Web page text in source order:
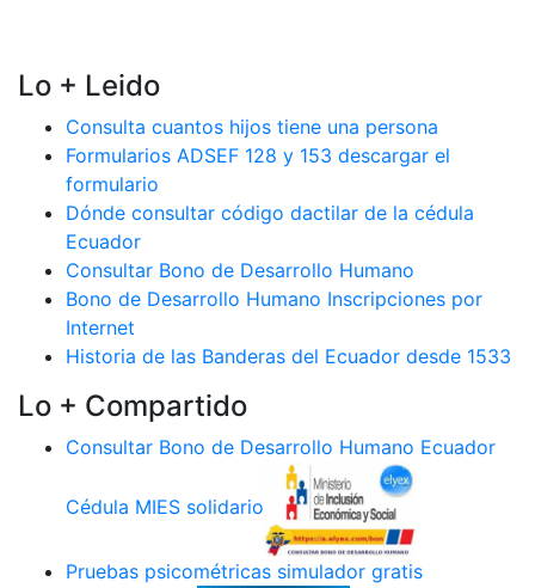
Lo + Leido
Consulta cuantos hijos tiene una persona
Formularios ADSEF 128 y 153 descargar el
formulario
Dónde consultar código dactilar de la cédula
Ecuador
Consultar Bono de Desarrollo Humano
Bono de Desarrollo Humano Inscripciones por
Internet
Historia de las Banderas del Ecuador desde 1533
Lo + Compartido
Consultar Bono de Desarrollo Humano Ecuador
Cédula MIES solidario
Pruebas psicométricas simulador gratis